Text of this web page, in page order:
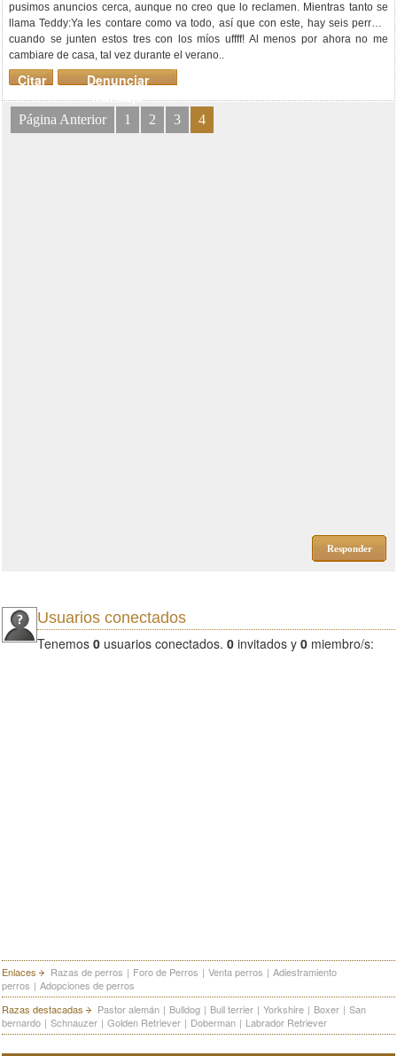
pusimos anuncios cerca, aunque no creo que lo reclamen. Mientras tanto se
llama Teddy:Ya les contare como va todo, así que con este, hay seis perros..
cuando se junten estos tres con los míos uffff! Al menos por ahora no me
cambiare de casa, tal vez durante el verano..
Denunciar
mensaje
Citar
Página Anterior 1 2 3 4
Responder
Usuarios conectados
Tenemos 0 usuarios conectados. 0 invitados y 0 miembro/s:
Enlaces Razas de perros | Foro de Perros | Venta perros | Adiestramiento
perros | Adopciones de perros
Razas destacadas
Pastor alemán | Bulldog | Bull terrier | Yorkshire | Boxer | San
bernardo | Schnauzer | Golden Retriever | Doberman | Labrador Retriever